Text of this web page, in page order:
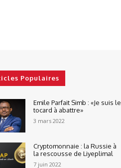
Populaires
Emile Parfait Simb : «Je suis le
tocard à abattre»
3 mars 2022
Cryptomonnaie : la Russie à
la rescousse de Liyeplimal
7 juin 2022